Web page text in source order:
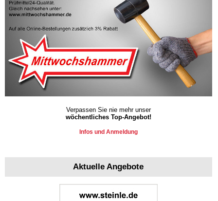
Verpassen Sie nie mehr unser
wöchentliches Top-Angebot!
Infos und Anmeldung
Aktuelle Angebote